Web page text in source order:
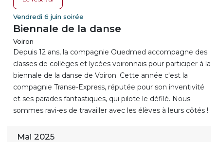
Vendredi 6 juin soirée
Biennale de la danse
Voiron
Depuis 12 ans, la compagnie Ouedmed accompagne des
classes de collèges et lycées voironnais pour participer à la
biennale de la danse de Voiron. Cette année c'est la
compagnie Transe-Express, réputée pour son inventivité
et ses parades fantastiques, qui pilote le défilé. Nous
sommes ravi-es de travailler avec les élèves à leurs côtés !
Mai 2025